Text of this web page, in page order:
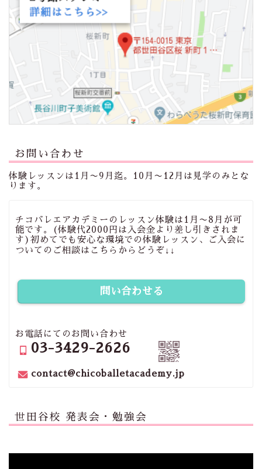
お問い合わせ
体験レッスンは1月〜9月迄。10月〜12月は見学のみとな
ります。
チコバレエアカデミーのレッスン体験は1月〜8月が可
能です。(体験代2000円は入会金より差し引きされま
す)初めてでも安心な環境での体験レッスン、ご入会に
ついてのご相談はこちらからどうぞ↓↓
問い合わせる
お電話にてのお問い合わせ
03-3429-2626
contact@chicoballetacademy.jp
世田谷校 発表会・勉強会